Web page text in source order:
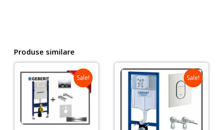
Produse similare
Sale! Sale!